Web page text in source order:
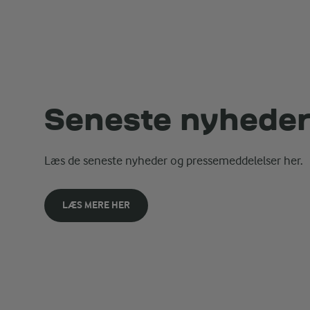
Seneste nyheder
Læs de seneste nyheder og pressemeddelelser her.
LÆS MERE HER